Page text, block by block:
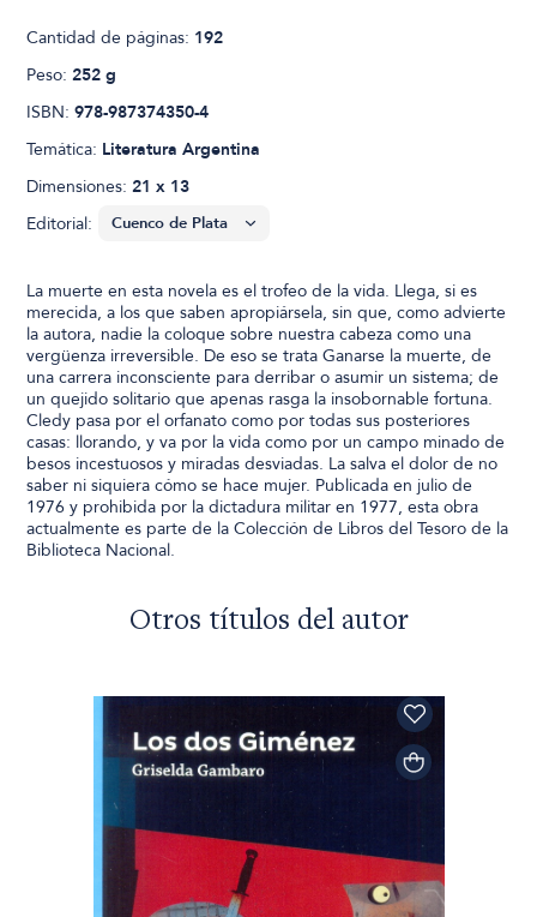
Cantidad de páginas: 192
Peso:252 g
ISBN:978-987374350-4
Temática: Literatura Argentina
Dimensiones:21 x 13
Editorial:
La muerte en esta novela es el trofeo de la vida. Llega, si es
merecida, a los que saben apropiársela, sin que, como advierte
la autora, nadie la coloque sobre nuestra cabeza como una
vergüenza irreversible. De eso se trata Ganarse la muerte, de
una carrera inconsciente para derribar o asumir un sistema; de
un quejido solitario que apenas rasga la insobornable fortuna.
Cledy pasa por el orfanato como por todas sus posteriores
casas: llorando, y va por la vida como por un campo minado de
besos incestuosos y miradas desviadas. La salva el dolor de no
saber ni siquiera cómo se hace mujer. Publicada en julio de
1976 y prohibida por la dictadura militar en 1977, esta obra
actualmente es parte de la Colección de Libros del Tesoro de la
Biblioteca Nacional.
Otros títulos del autor